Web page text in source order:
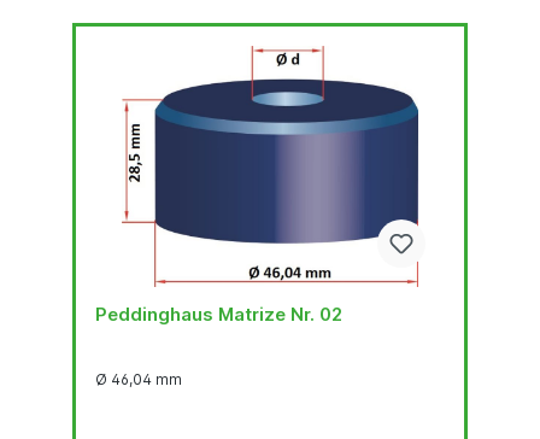
Peddinghaus Matrize Nr. 02
Ø 46,04 mm